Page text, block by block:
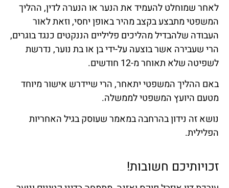
לאחר שמוחלט להעמיד את הנער או הנערה לדין, ההליך
המשפטי מתבצע בקצב מהיר באופן יחסי, וזאת לאור
העבודה שלהבדיל מהליכים פליליים הננקטים כנגד בוגרים,
הרי שעבירה אשר בוצעה על-ידי בן או בת נוער, נדרשת
לשפיטה שלא תאוחר מ-12 חודשים.
באם ההליך המשפטי יתאחר, הרי שיידרש אישור מיוחד
מטעם היועץ המשפטי לממשלה.
נושא זה נידון בהרחבה במאמר שעוסק בגיל האחריות
הפלילית.
זכויותיכם חשובות!